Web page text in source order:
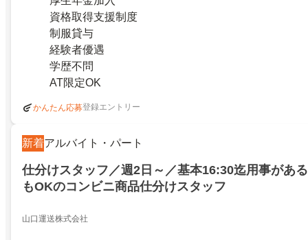
資格取得支援制度
制服貸与
経験者優遇
学歴不問
AT限定OK
かんたん応募登録エントリー
新着アルバイト・パート
仕分けスタッフ／週2日～／基本16:30迄用事があ
もOKのコンビニ商品仕分けスタッフ
山口運送株式会社